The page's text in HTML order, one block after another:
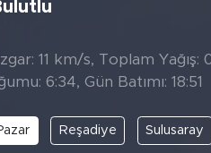
11 km/s, Toplam Yağış:
6:34, Gün Batımı: 18:51
Reşadiye Sulusaray